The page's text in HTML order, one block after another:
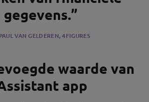
gegevens.”
PAUL VAN GELDEREN, 4FIGURES
waarde van
app